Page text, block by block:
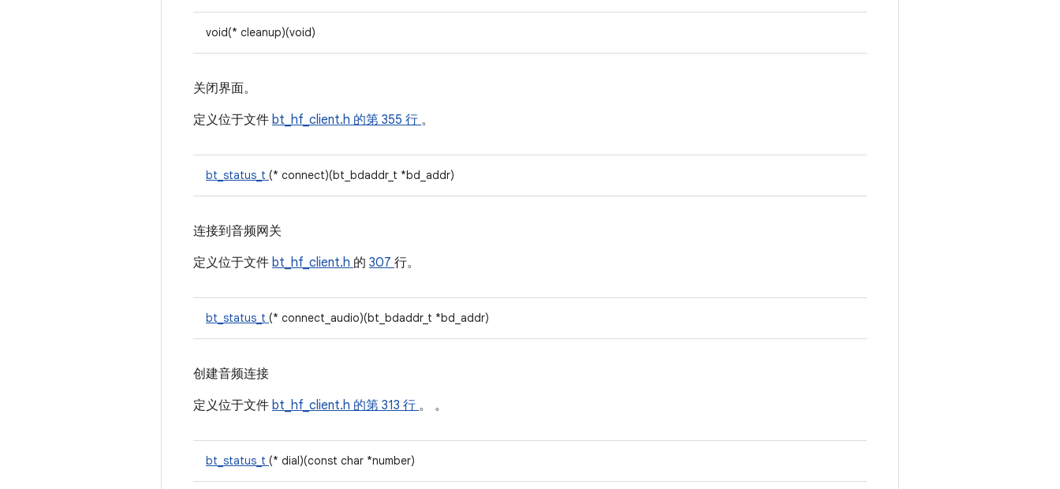
void(* cleanup)(void)
关闭界面。
定义位于文件 bt_hf_client.h 的第 355 行 。
bt_status_t (* connect)(bt_bdaddr_t *bd_addr)
连接到音频网关
定义位于文件 bt_hf_client.h 的 307 行。
bt_status_t (* connect_audio)(bt_bdaddr_t *bd_addr)
创建音频连接
定义位于文件 bt_hf_client.h 的第 313 行 。 。
bt_status_t (* dial)(const char *number)